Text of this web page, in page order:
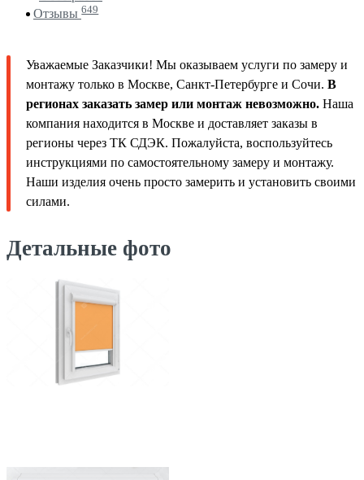
Отзывы 649
Уважаемые Заказчики! Мы оказываем услуги по замеру и
монтажу только в Москве, Санкт-Петербурге и Сочи. В
регионах заказать замер или монтаж невозможно. Наша
компания находится в Москве и доставляет заказы в
регионы через ТК СДЭК. Пожалуйста, воспользуйтесь
инструкциями по самостоятельному замеру и монтажу.
Наши изделия очень просто замерить и установить своими
силами.
Детальные фото